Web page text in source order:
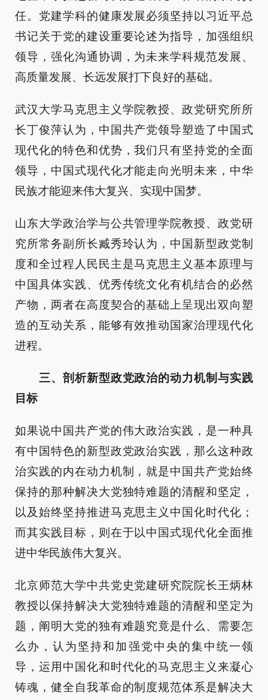
任。党建学科的健康发展必须坚持以习近平总
书记关于党的建设重要论述为指导，加强组织
领导，强化沟通协调，为未来学科规范发展、
高质量发展、长远发展打下良好的基础。
武汉大学马克思主义学院教授、政党研究所所
长丁俊萍认为，中国共产党领导塑造了中国式
现代化的特色和优势，我们只有坚持党的全面
领导，中国式现代化才能走向光明未来，中华
民族才能迎来伟大复兴、实现中国梦。
山东大学政治学与公共管理学院教授、政党研
究所常务副所长臧秀玲认为，中国新型政党制
度和全过程人民民主是马克思主义基本原理与
中国具体实践、优秀传统文化有机结合的必然
产物，两者在高度契合的基础上呈现出双向塑
造的互动关系，能够有效推动国家治理现代化
进程。
三、剖析新型政党政治的动力机制与实践
目标
如果说中国共产党的伟大政治实践，是一种具
有中国特色的新型政党政治实践，那么这种政
治实践的内在动力机制，就是中国共产党始终
保持的那种解决大党独特难题的清醒和坚定，
以及始终坚持推进马克思主义中国化时代化；
而其实践目标，则在于以中国式现代化全面推
进中华民族伟大复兴。
北京师范大学中共党史党建研究院院长王炳林
教授以保持解决大党独特难题的清醒和坚定为
题，阐明大党的独有难题究竟是什么、需要怎
么办，认为坚持和加强党中央的集中统一领
导，运用中国化和时代化的马克思主义来凝心
铸魂，健全自我革命的制度规范体系是解决大